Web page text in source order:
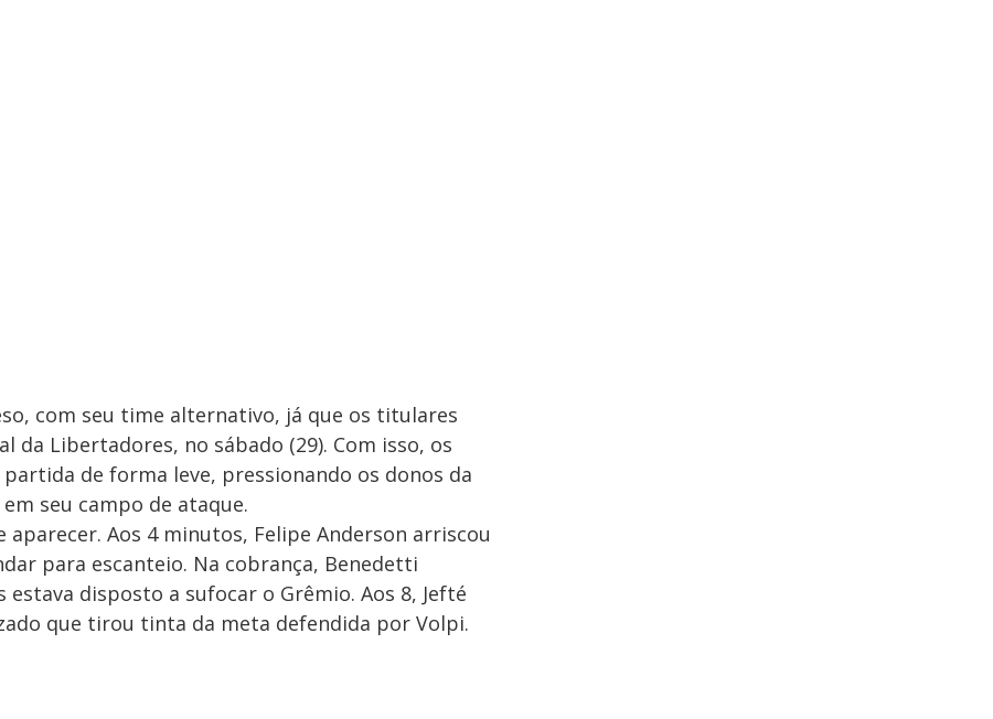
com seu time alternativo, já que os titulares
Libertadores, no sábado (29). Com isso, os
de forma leve, pressionando os donos da
seu campo de ataque.
Aos 4 minutos, Felipe Anderson arriscou
para escanteio. Na cobrança, Benedetti
disposto a sufocar o Grêmio. Aos 8, Jefté
que tirou tinta da meta defendida por Volpi.